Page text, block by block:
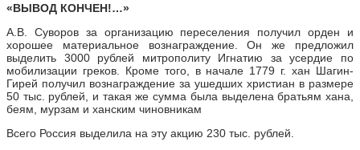
«ВЫВОД КОНЧЕН!…»
А.В. Суворов за организацию переселения получил орден и
хорошее материальное вознаграждение. Он же предложил
выделить 3000 рублей митрополиту Игнатию за усердие по
мобилизации греков. Кроме того, в начале 1779 г. хан Шагин-
Гирей получил вознаграждение за ушедших христиан в размере
50 тыс. рублей, и такая же сумма была выделена братьям хана,
беям, мурзам и ханским чиновникам
Всего Россия выделила на эту акцию 230 тыс. рублей.